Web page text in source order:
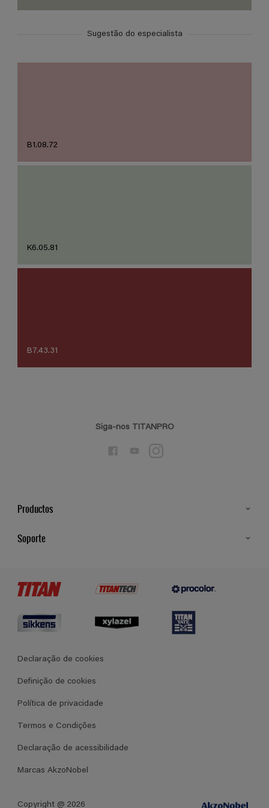
Sugestão do especialista
B1.08.72
K6.05.81
B7.43.31
Siga-nos TITANPRO
Productos
Soporte
Termos e Condições Gerais de Venda
Declaração de cookies
Definição de cookies
Política de privacidade
Termos e Condições
Declaração de acessibilidade
Marcas AkzoNobel
Copyright @ 2026